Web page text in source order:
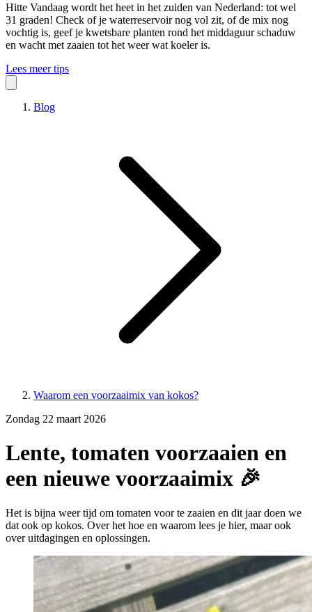
Hitte Vandaag wordt het heet in het zuiden van Nederland: tot wel
31 graden! Check of je waterreservoir nog vol zit, of de mix nog
vochtig is, geef je kwetsbare planten rond het middaguur schaduw
en wacht met zaaien tot het weer wat koeler is.
Lees meer tips
Blog
Waarom een voorzaaimix van kokos?
Zondag 22 maart 2026
Lente, tomaten voorzaaien en
een nieuwe voorzaaimix 🎉
Het is bijna weer tijd om tomaten voor te zaaien en dit jaar doen we
dat ook op kokos. Over het hoe en waarom lees je hier, maar ook
over uitdagingen en oplossingen.